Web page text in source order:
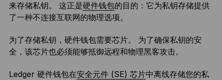
来存储私钥。 这正是硬件钱包的目的：它为私钥存储提供
了一种不连接互联网的物理选项。
为了存储私钥，硬件钱包需要芯片。 为了确保私钥的安
全，该芯片也必须能够抵御远程和物理黑客攻击。
Ledger 硬件钱包在安全元件 (SE) 芯片中离线存储您的私